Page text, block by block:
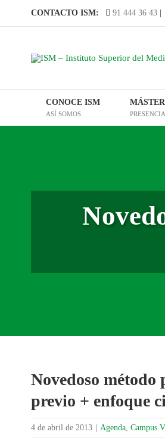
CONTACTO ISM: 91 444 36 43
CONOCE ISM
ASÍ SOMOS
MÁSTER
Novedoso método
previo + enfoque
4 de abril de 2013 Agenda, Campus